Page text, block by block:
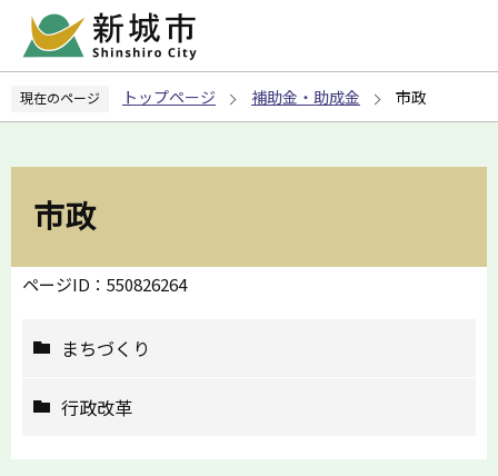
ペ
の
現在のページ トップページ 補助金・助成金 市政
市政
ページID：550826264
まちづくり
行政改革